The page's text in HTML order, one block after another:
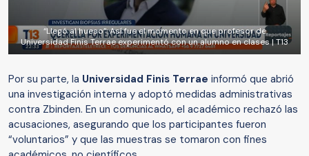
“Llegó al hueso”: Así fue el momento en que profesor de
Universidad Finis Terrae experimentó con un alumno en clases | T13
Por su parte, la Universidad Finis Terrae informó que abrió
una investigación interna y adoptó medidas administrativas
contra Zbinden. En un comunicado, el académico rechazó las
acusaciones, asegurando que los participantes fueron
“voluntarios” y que las muestras se tomaron con fines